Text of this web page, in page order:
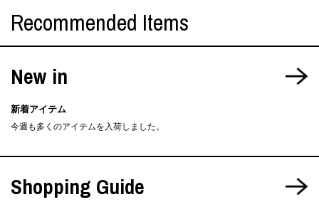
Recommended Items
New in
新着アイテム
今週も多くのアイテムを入荷しました。
Shopping Guide